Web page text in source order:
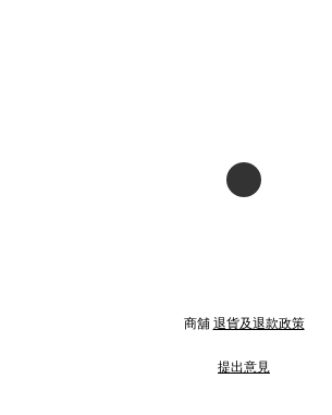
商舖 退貨及退款政策
提出意見